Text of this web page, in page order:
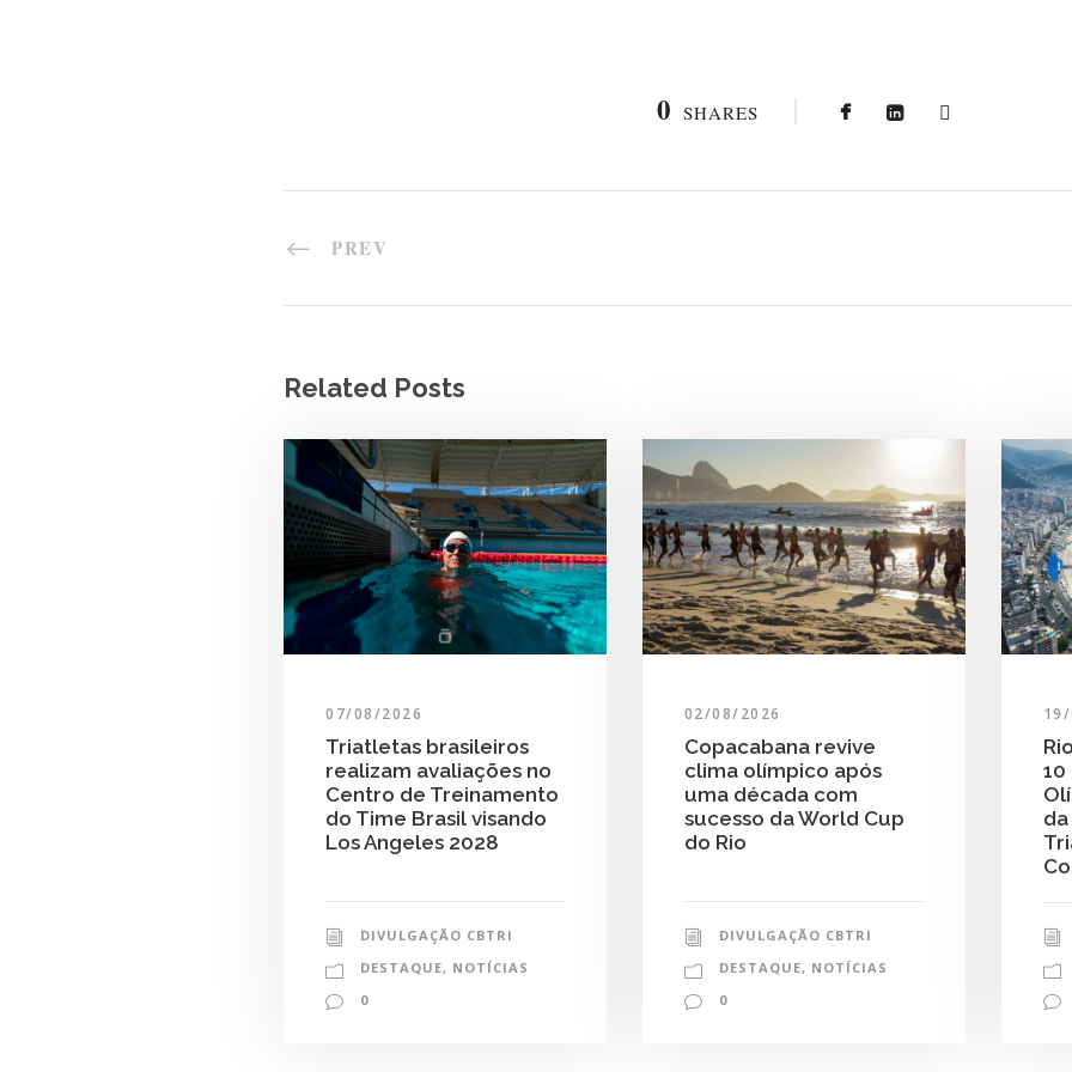
0 SHARES
PREV
Related Posts
07/08/2026
Triatletas brasileiros
realizam avaliações no
Centro de Treinamento
do Time Brasil visando
Los Angeles 2028
DIVULGAÇÃO CBTRI
DESTAQUE, NOTÍCIAS
0
02/08/2026
Copacabana revive
clima olímpico após
uma década com
sucesso da World Cup
do Rio
DIVULGAÇÃO CBTRI
DESTAQUE, NOTÍCIAS
0
10